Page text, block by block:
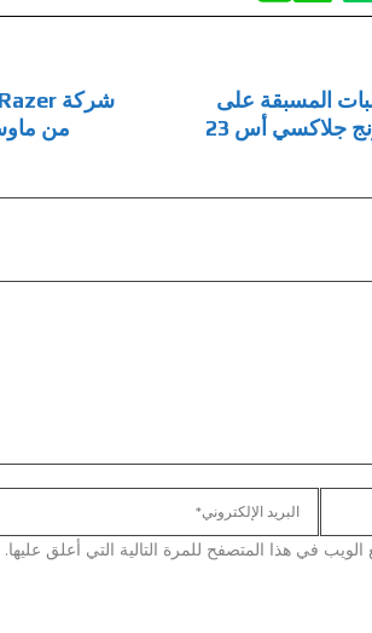
المسبقة على
جلاكسي أس 23
من
في هذا المتصفح للمرة التالية التي أعلق عليها.